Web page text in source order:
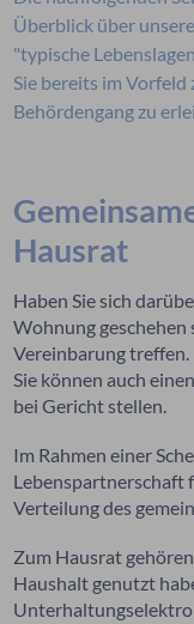
Überblick über
"typische
Sie bereits im
Behördengang zu
Hausrat
Haben Sie sich
Wohnung geschehen
Vereinbarung treffen.
Sie können auch
bei Gericht stellen.
Im Rahmen einer
Lebenspartnerschaft
Verteilung des
Zum Hausrat
Haushalt genutzt